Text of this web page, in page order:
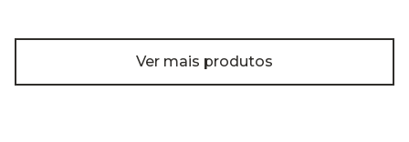
Ver mais produtos